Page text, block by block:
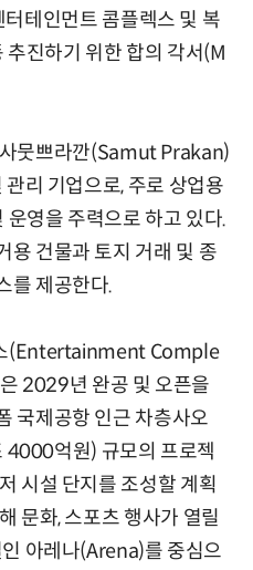
테인먼트 콤플렉스 및 복
진하기 위한 합의 각서(M
뭇쁘라깐(Samut Prakan)
리 기업으로, 주로 상업용
운영을 주력으로 하고 있다.
용 건물과 토지 거래 및 종
를 제공한다.
(Entertainment Comple
2029년 완공 및 오픈을
국제공항 인근 차층사오
4000억원) 규모의 프로젝
시설 단지를 조성할 계획
문화, 스포츠 행사가 열릴
아레나(Arena)를 중심으